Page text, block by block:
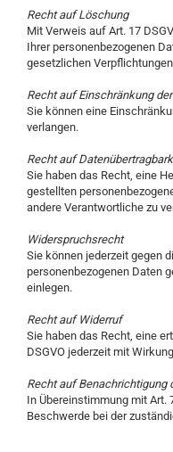
Recht auf Löschung
Mit Verweis auf Art. 17
Ihrer personenbezogenen
gesetzlichen
Recht auf Einschränkung
Sie können eine
verlangen.
Recht auf
Sie haben das Recht, eine
gestellten
andere Verantwortliche zu
Widerspruchsrecht
Sie können jederzeit gegen
personenbezogenen Daten
einlegen.
Recht auf Widerruf
Sie haben das Recht, eine
DSGVO jederzeit mit
Recht auf Benachrichtigung
In Übereinstimmung mit Art.
Beschwerde bei der